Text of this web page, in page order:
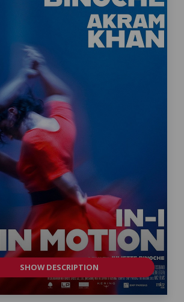
SHOW DESCRIPTION